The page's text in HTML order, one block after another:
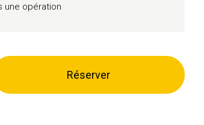
une opération
Réserver